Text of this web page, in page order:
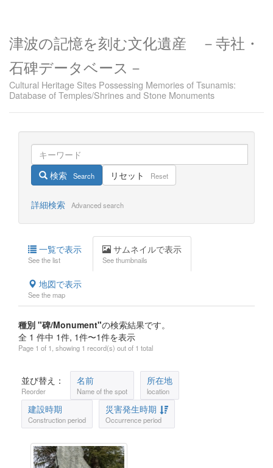
津波の記憶を刻む文化遺産 －寺社・
石碑データベース－
Cultural Heritage Sites Possessing Memories of Tsunamis:
Database of Temples/Shrines and Stone Monuments
検索 Search リセット Reset
詳細検索 Advanced search
一覧で表示
See the list
サムネイルで表示
See thumbnails
地図で表示
See the map
種別 "碑/Monument"の検索結果です。
全 1 件中 1件, 1件〜1件を表示
Page 1 of 1, showing 1 record(s) out of 1 total
並び替え：
Reorder
名前
Name of the spot
所在地
location
建設時期
Construction period
災害発生時期
Occurrence period